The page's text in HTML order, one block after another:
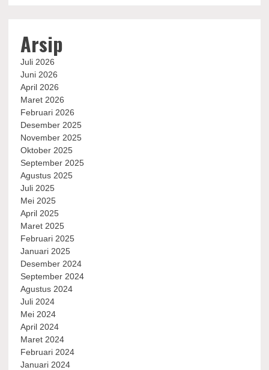
Arsip
Juli 2026
Juni 2026
April 2026
Maret 2026
Februari 2026
Desember 2025
November 2025
Oktober 2025
September 2025
Agustus 2025
Juli 2025
Mei 2025
April 2025
Maret 2025
Februari 2025
Januari 2025
Desember 2024
September 2024
Agustus 2024
Juli 2024
Mei 2024
April 2024
Maret 2024
Februari 2024
Januari 2024